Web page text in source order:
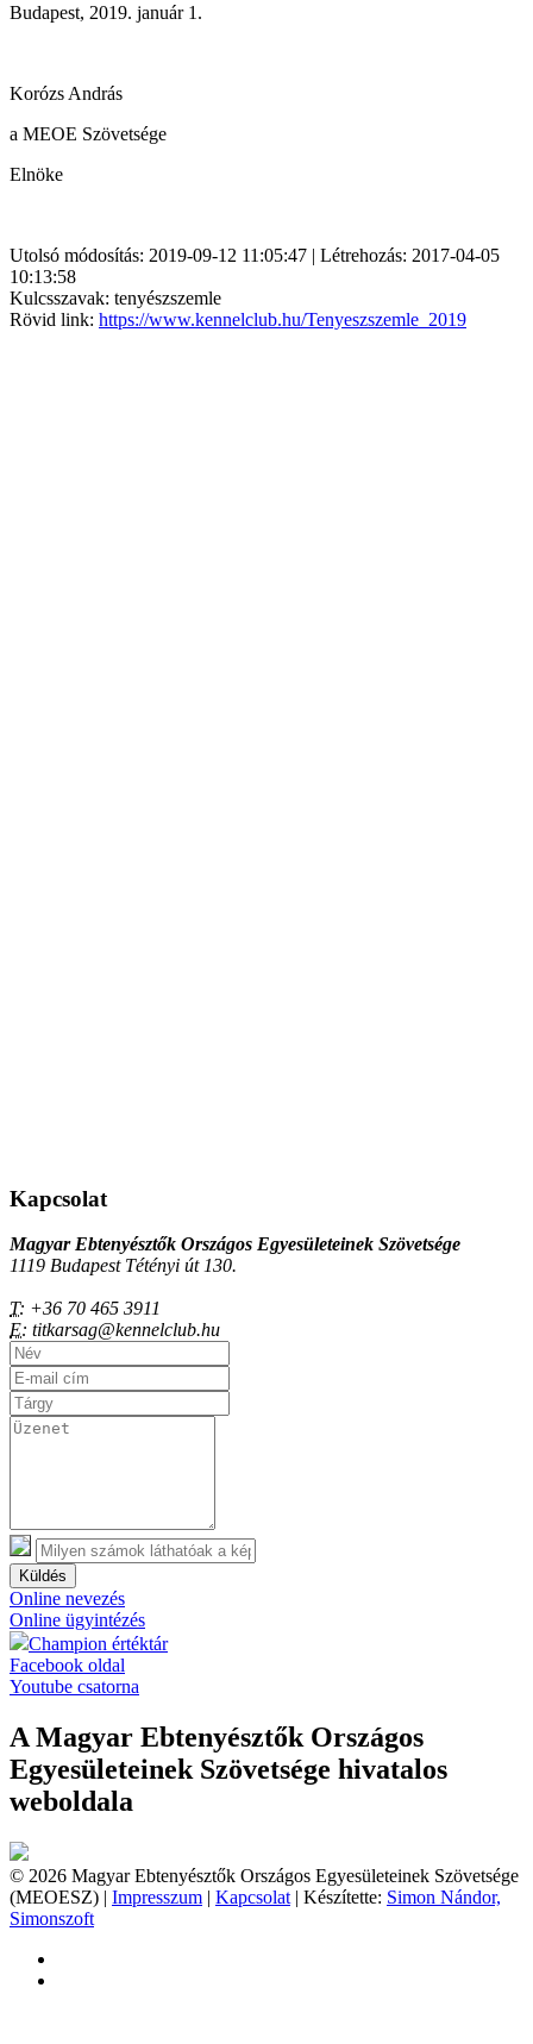
Budapest, 2019. január 1.
Korózs András
a MEOE Szövetsége
Elnöke
Utolsó módosítás: 2019-09-12 11:05:47 | Létrehozás: 2017-04-05
10:13:58
Kulcsszavak: tenyészszemle
Rövid link: https://www.kennelclub.hu/Tenyeszszemle_2019
Kapcsolat
Magyar Ebtenyésztők Országos Egyesületeinek Szövetsége
1119 Budapest Tétényi út 130.
T: +36 70 465 3911
E: titkarsag@kennelclub.hu
Küldés
Online nevezés
Online ügyintézés
Champion értéktár
Facebook oldal
Youtube csatorna
A Magyar Ebtenyésztők Országos
Egyesületeinek Szövetsége hivatalos
weboldala
© 2026 Magyar Ebtenyésztők Országos Egyesületeinek Szövetsége
(MEOESZ) | Impresszum | Kapcsolat | Készítette: Simon Nándor,
Simonszoft